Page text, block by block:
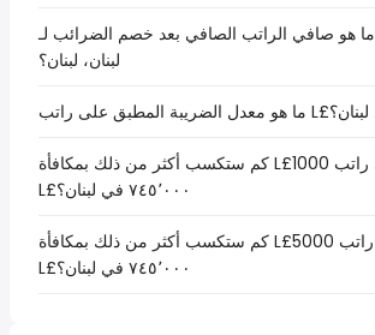
ما هو صافي الراتب الصافي بعد خصم الضرائب لـ L£‏٧٤٥٬٠٠٠ في
لبنان، لبنان؟
كم ستكسب أكثر من ذلك بمكافأة L£1000 على راتب
كم ستكسب أكثر من ذلك بمكافأة L£5000 على راتب